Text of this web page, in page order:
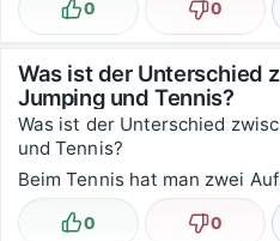
Lustig
0 Nicht
0
Was ist der Unterschied
Jumping und Tennis?
Was ist der Unterschied
und Tennis?
Beim Tennis hat man zwei
Lustig
0 Nicht
0